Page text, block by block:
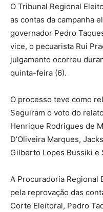
O Tribunal Regional
as contas da campanha
governador Pedro
vice, o pecuarista Rui
julgamento ocorreu
quinta-feira (6).
O processo teve como
Seguiram o voto do
Henrique Rodrigues de
D’Oliveira Marques,
Gilberto Lopes Bussiki e
A Procuradoria Regional
pela reprovação das
Corte Eleitoral, Pedro